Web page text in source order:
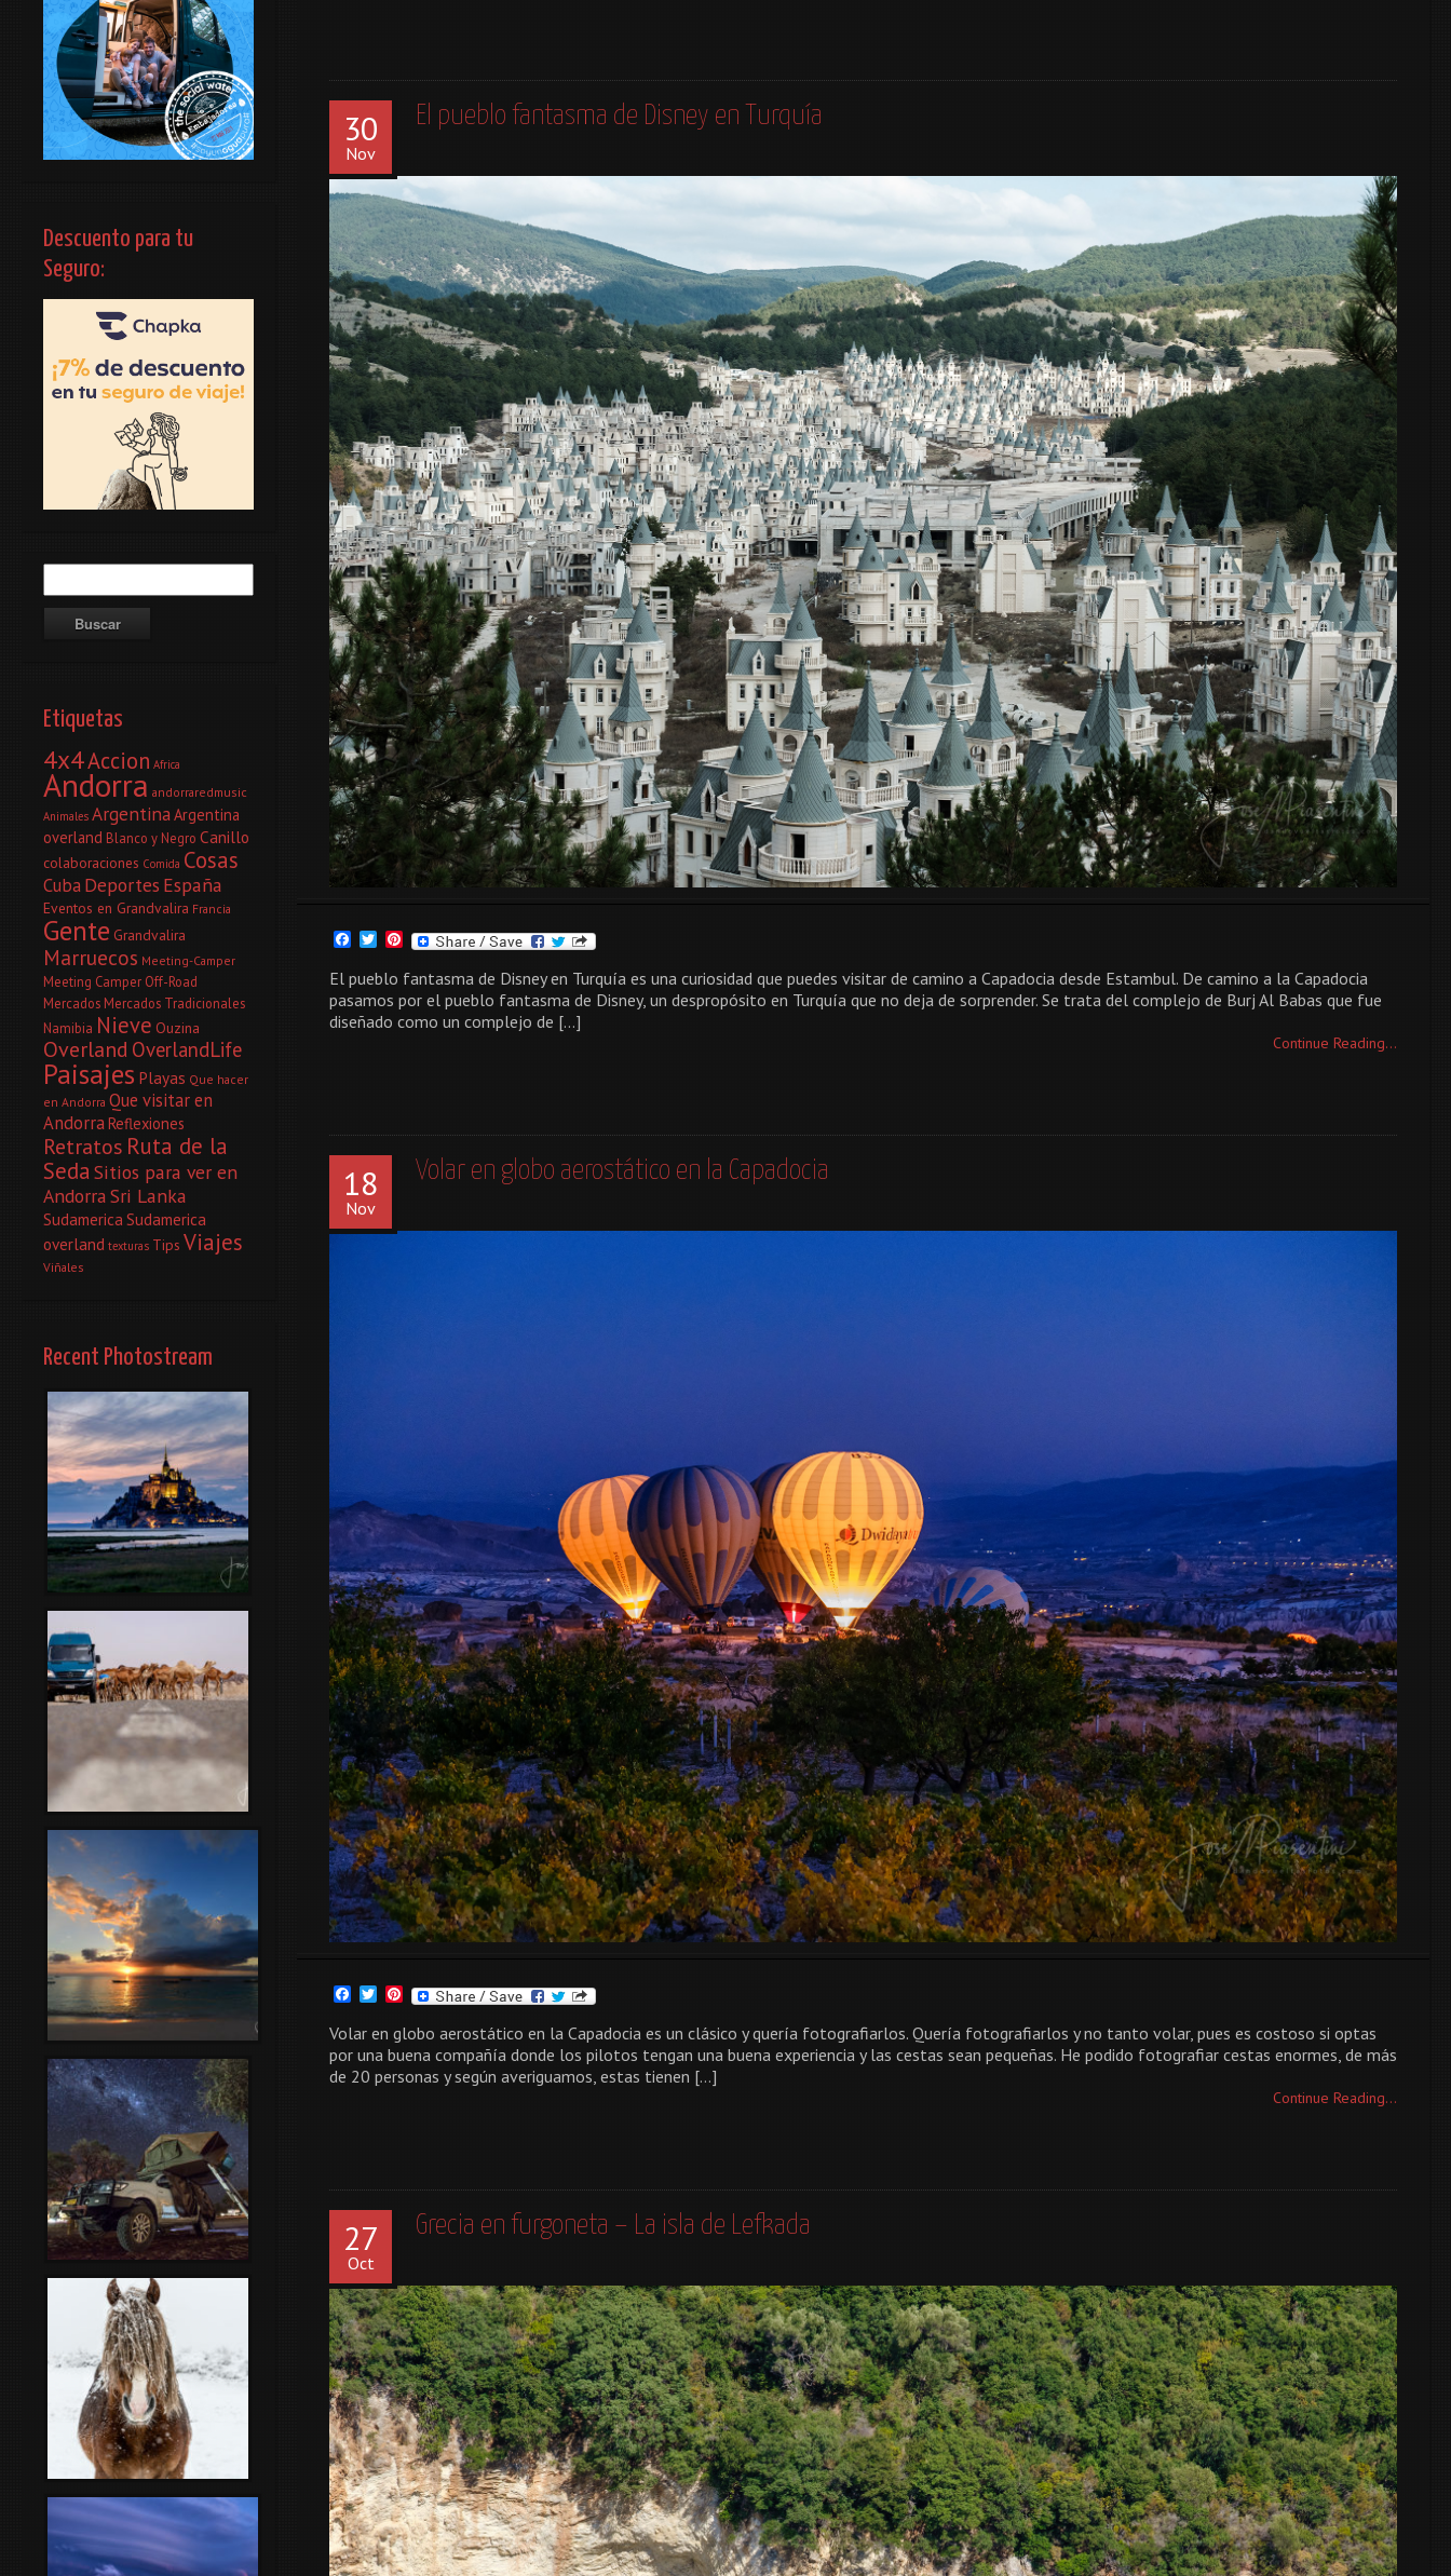
30
Nov
El pueblo fantasma de Disney en Turquía
Facebook
TwitterPinterest
El pueblo fantasma de Disney en Turquía es una curiosidad que puedes visitar de camino a Capadocia desde Estambul. De camino a la Capadocia
pasamos por el pueblo fantasma de Disney, un despropósito en Turquía que no deja de sorprender. Se trata del complejo de Burj Al Babas que fue
diseñado como un complejo de […]
Continue Reading...
18
Nov
Volar en globo aerostático en la Capadocia
Facebook
TwitterPinterest
Volar en globo aerostático en la Capadocia es un clásico y quería fotografiarlos. Quería fotografiarlos y no tanto volar, pues es costoso si optas
por una buena compañía donde los pilotos tengan una buena experiencia y las cestas sean pequeñas. He podido fotografiar cestas enormes, de más
de 20 personas y según averiguamos, estas tienen […]
Continue Reading...
27
Oct
Grecia en furgoneta – La isla de Lefkada
Descuento para tu
Seguro:
Etiquetas
4x4Accion Africa
Andorra andorraredmusic
Animales ArgentinaArgentina
overland Blanco y Negro Canillo
colaboraciones Comida Cosas
CubaDeportes España
Eventos en Grandvalira Francia
Gente Grandvalira
Marruecos Meeting-Camper
Meeting Camper Off-Road
Mercados Mercados Tradicionales
Namibia Nieve Ouzina
Overland OverlandLife
Paisajes Playas Que hacer
en Andorra Que visitar en
AndorraReflexiones
Retratos Ruta de la
SedaSitios para ver en
AndorraSri Lanka
Sudamerica Sudamerica
overland texturas Tips Viajes
Viñales
Recent Photostream